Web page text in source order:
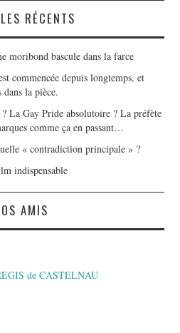
RÉCENTS
moribond bascule dans la farce
commencée depuis longtemps, et
dans la pièce.
La Gay Pride absolutoire ? La préfète
comme ça en passant…
« contradiction principale » ?
indispensable
AMIS
de CASTELNAU